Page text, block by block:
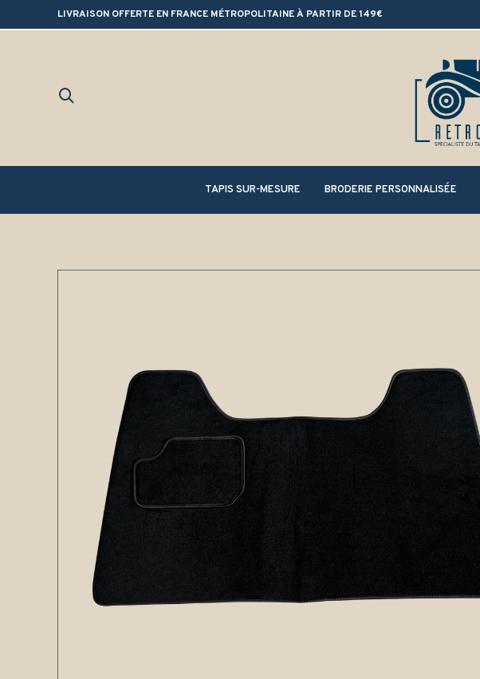
LIVRAISON OFFERTE EN FRANCE MÉTROPOLITAINE À PARTIR DE 149€
TAPIS SUR-MESURE BRODERIE PERSONNALISÉE